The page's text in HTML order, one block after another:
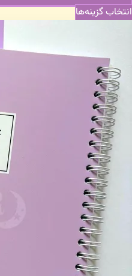
انتخاب گزینه‌ها